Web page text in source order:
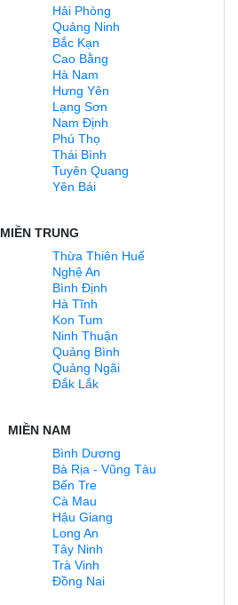
Hải Phòng
Quảng Ninh
Bắc Kạn
Cao Bằng
Hà Nam
Hưng Yên
Lạng Sơn
Nam Định
Phú Thọ
Thái Bình
Tuyên Quang
Yên Bái
MIỀN TRUNG
Thừa Thiên Huế
Nghệ An
Bình Định
Hà Tĩnh
Kon Tum
Ninh Thuận
Quảng Bình
Quảng Ngãi
Đắk Lắk
MIỀN NAM
Bình Dương
Bà Rịa - Vũng Tàu
Bến Tre
Cà Mau
Hậu Giang
Long An
Tây Ninh
Trà Vinh
Đồng Nai